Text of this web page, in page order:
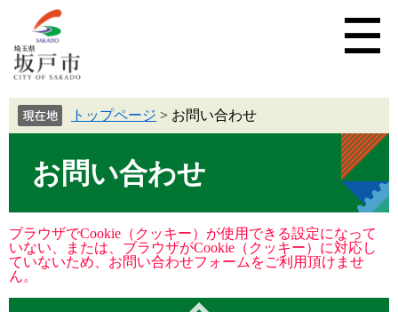
トップページ > お問い合わせ
お問い合わせ
ブラウザでCookie（クッキー）が使用できる設定になって
いない、または、ブラウザがCookie（クッキー）に対応し
ていないため、お問い合わせフォームをご利用頂けませ
ん。